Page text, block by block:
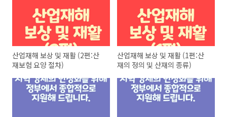
산업재해 보상 및 재활 (2편:산
재보험 요양 절차)
산업재해 보상 및 재활 (1편:산
재의 정의 및 산재의 종류)